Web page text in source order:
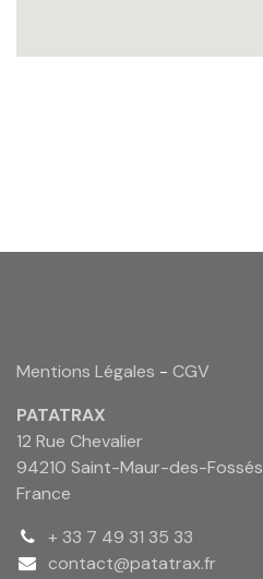
Mentions Légales - CGV
PATATRAX
12 Rue Chevalier
94210 Saint-Maur-des-Fossés
France
+ 33 7 49 31 35 33
contact@patatrax.fr